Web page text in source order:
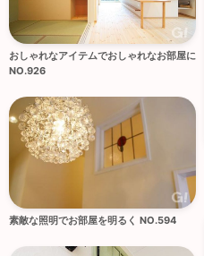
おしゃれなアイテムでおしゃれなお部屋に
NO.926
素敵な照明でお部屋を明るく NO.594